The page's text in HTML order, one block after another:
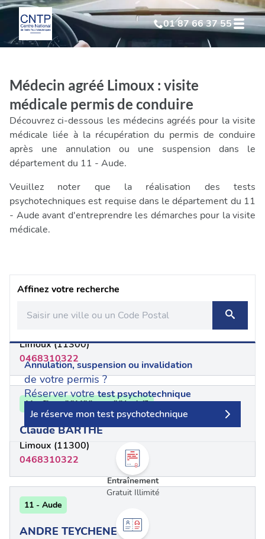
01 87 66 37 55
Test Psychotechnique suite à annulation
Test Psychotechniquesuite à invalidation
Test Psychotechnique
Médecin agréé Limoux : visite
médicale permis de conduire
Découvrez ci-dessous les médecins agréés pour la visite
médicale liée à la récupération du permis de conduire
après une annulation ou une suspension dans le
département du 11 - Aude.
Veuillez noter que la réalisation des tests
psychotechniques est requise dans le département du 11
- Aude avant d'entreprendre les démarches pour la visite
médicale.
Affinez votre recherche
Annulation, suspension ou invalidation
de votre permis ?
Réserver votretest psychotechnique
Je réserve mon test psychotechnique
Entraînement
Gratuit Illimité
Limoux (11300)
0468310322
11 - {"num":"11","name":"Aude"}
Claude BARTHE
Limoux (11300)
0468310322
11 - Aude
ANDRE TEYCHENE